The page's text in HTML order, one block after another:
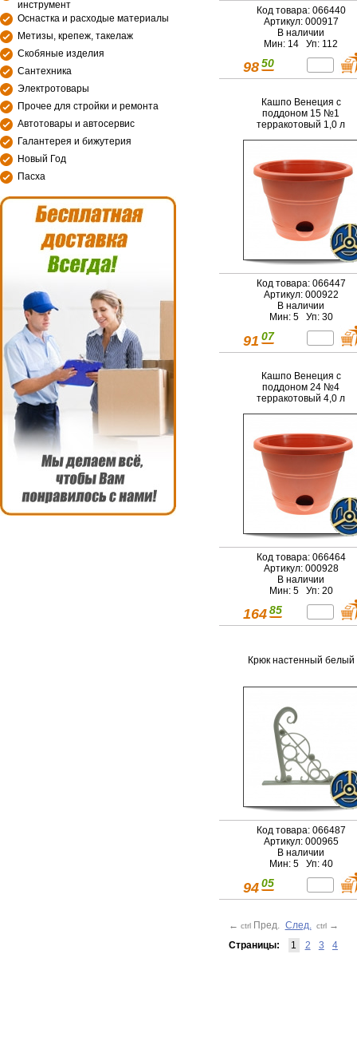
инструмент
Оснастка и расходые материалы
Метизы, крепеж, такелаж
Скобяные изделия
Сантехника
Электротовары
Прочее для стройки и ремонта
Автотовары и автосервис
Галантерея и бижутерия
Новый Год
Пасха
Код товара: 066440
Артикул: 000917
В наличии
Мин: 14 Уп: 112
98 50
Кашпо Венеция с
поддоном 15 №1
терракотовый 1,0 л
Код товара: 066447
Артикул: 000922
В наличии
Мин: 5 Уп: 30
91 07
Кашпо Венеция с
поддоном 24 №4
терракотовый 4,0 л
Код товара: 066464
Артикул: 000928
В наличии
Мин: 5 Уп: 20
164 85
Крюк настенный белый
Код товара: 066487
Артикул: 000965
В наличии
Мин: 5 Уп: 40
94 05
← ctrl Пред. След. ctrl →
Страницы:
1 2 3 4